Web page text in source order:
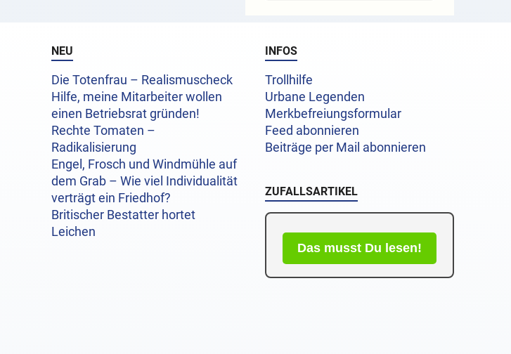
NEU
Die Totenfrau – Realismuscheck
Hilfe, meine Mitarbeiter wollen
einen Betriebsrat gründen!
Rechte Tomaten –
Radikalisierung
Engel, Frosch und Windmühle auf
dem Grab – Wie viel Individualität
verträgt ein Friedhof?
Britischer Bestatter hortet
Leichen
INFOS
Trollhilfe
Urbane Legenden
Merkbefreiungsformular
Feed abonnieren
Beiträge per Mail abonnieren
ZUFALLSARTIKEL
Das musst Du lesen!